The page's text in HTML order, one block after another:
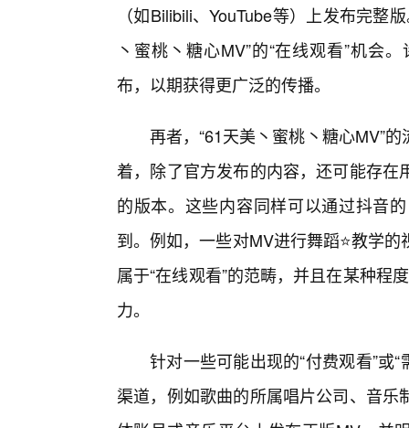
（如Bilibili、YouTube等）上发布完整
丶蜜桃丶糖心MV”的“在线观看”机会
布，以期获得更广泛的传播。
再者，“61天美丶蜜桃丶糖心MV”
着，除了官方发布的内容，还可能存
的版本。这些内容同样可以通过抖音
到。例如，一些对MV进行舞蹈⭐教学
属于“在线观看”的范畴，并且在某种程
力。
针对一些可能出现的“付费观看”或
渠道，例如歌曲的所属唱片公司、音